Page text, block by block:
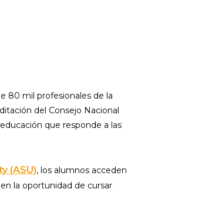
80 mil profesionales de la
del Consejo Nacional
que responde a las
(ASU), los alumnos acceden
la oportunidad de cursar